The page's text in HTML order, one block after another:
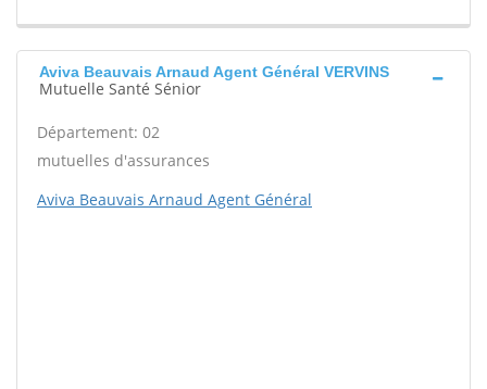
Aviva Beauvais Arnaud Agent Général VERVINS
Mutuelle Santé Sénior
Département: 02
mutuelles d'assurances
Aviva Beauvais Arnaud Agent Général